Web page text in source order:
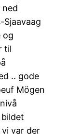
ned
Sjaavaag
og
til
.. gode
Mögen
var der